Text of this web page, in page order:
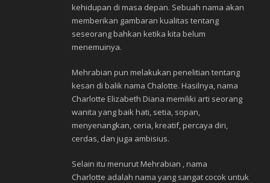
kehidupan di masa depan. Sebuah nama akan
memberikan gambaran kualitas tentang
seseorang bahkan ketika kita belum
menemuinya.
Mehrabian pun melakukan penelitian tentang
kesan di balik nama Chalotte. Hasilnya, nama
Charlotte Elizabeth Diana memiliki arti seorang
wanita yang baik hati, setia, sopan,
menyenangkan, ceria, kreatif, percaya diri,
cerdas, dan juga ambisius.
Selain itu menurut Mehrabian , nama
Charlotte adalah nama yang sangat cocok untuk